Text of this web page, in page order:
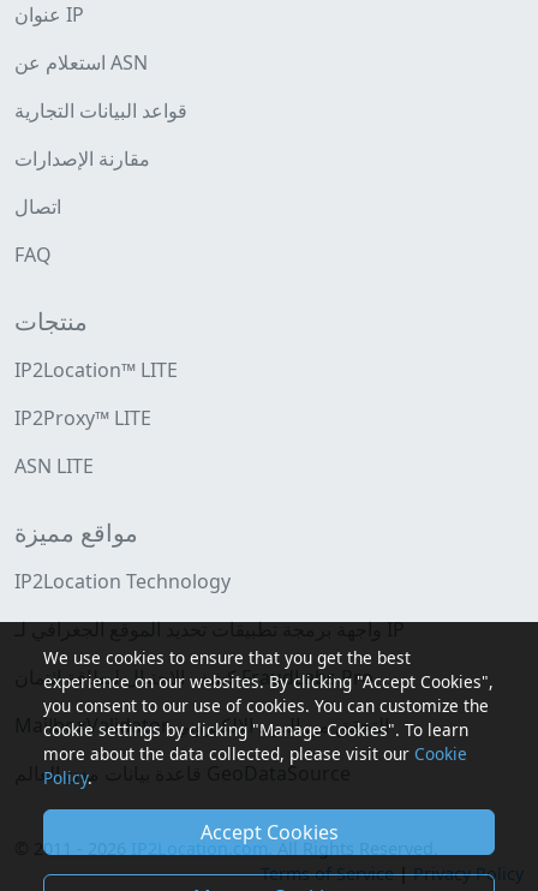
عنوان IP
استعلام عن ASN
قواعد البيانات التجارية
مقارنة الإصدارات
اتصال
FAQ
منتجات
IP2Location™ LITE
IP2Proxy™ LITE
ASN LITE
مواقع مميزة
IP2Location Technology
واجهة برمجة تطبيقات تحديد الموقع الجغرافي لـ IP
كشف الاحتيال لبطاقة ائتمان FraudLabs Pro
MailboxValidator التحقق من البريد الإلكتروني
قاعدة بيانات مدن العالم GeoDataSource
© 2011 - 2026 IP2Location.com
Terms of Service|Privacy Policy
We use cookies to ensure that you get the best
experience on our websites. By clicking "Accept Cookies",
you consent to our use of cookies. You can customize the
cookie settings by clicking "Manage Cookies". To learn
more about the data collected, please visit our Cookie
Policy.
Accept Cookies